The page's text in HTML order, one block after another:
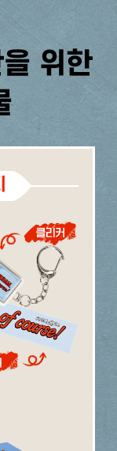
위한